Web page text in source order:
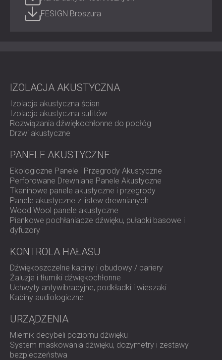
Kina domowe i sale multimedialne
Biura i sale konferencyjne
Zrównoważona cisza spotyka się
z nowoczesnym designem
FRACTI FELT wnosi sztukę komfortu akustycznego do
przekonaj się, jak zrównoważone materiały mogą
przekształcić Twoją przestrzeń w wizualnie i akustycznie
zrównoważone środowisko.
FESIGN Broszura
IZOLACJA AKUSTYCZNA
Izolacja akustyczna ścian
Izolacja akustyczna sufitów
Rozwiązania dźwiękochłonne do podłóg
Drzwi akustyczne
PANELE AKUSTYCZNE
Ekologiczne Panele i Przegrody Akustyczne
Perforowane Drewniane Panele Akustyczne
Tkaninowe panele akustyczne i przegrody
Panele akustyczne z listew drewnianych
Wood Wool panele akustyczne
Piankowe pochłaniacze dźwięku, pułapki basowe i
dyfuzory
KONTROLA HAŁASU
Dźwiękoszczelne kabiny i obudowy / bariery
Żaluzje i tłumiki dźwiękochłonne
Uchwyty antywibracyjne, podkładki i wieszaki
Kabiny audiologiczne
URZĄDZENIA
Miernik decybeli poziomu dźwięku
System maskowania dźwięku, dozymetry i zestawy
bezpieczeństwa